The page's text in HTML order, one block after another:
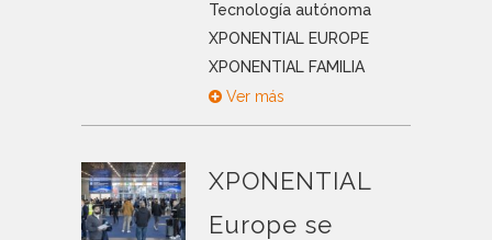
Tecnología autónoma
XPONENTIAL EUROPE
XPONENTIAL FAMILIA
Ver más
XPONENTIAL
Europe se